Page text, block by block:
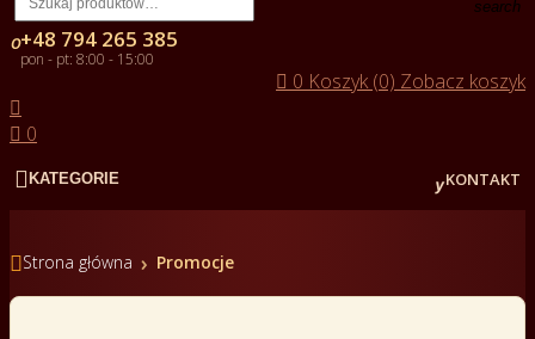
search
+48 794 265 385
pon - pt: 8:00 - 15:00
 0 Koszyk (0) Zobacz koszyk

 0
 KATEGORIE KONTAKT
Strona główna Promocje